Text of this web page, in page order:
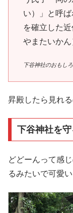
い）」と呼
を確立した
やまたいかん
下谷神社のおもしろ
昇殿したら見れ
下谷神社を
どどーんって感
るみたいで可愛い